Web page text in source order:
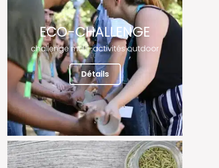
ECO-CHALLENGE
challenge multi-activités outdoor
Détails